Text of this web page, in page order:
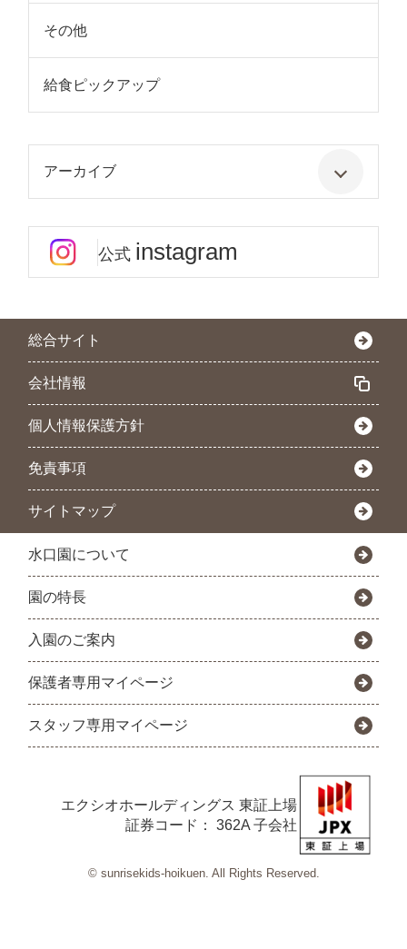
その他
給食ピックアップ
アーカイブ
公式 instagram
総合サイト
会社情報
個人情報保護方針
免責事項
サイトマップ
水口園について
園の特長
入園のご案内
保護者専用マイページ
スタッフ専用マイページ
エクシオホールディングス 東証上場
証券コード： 362A 子会社
© sunrisekids-hoikuen. All Rights Reserved.